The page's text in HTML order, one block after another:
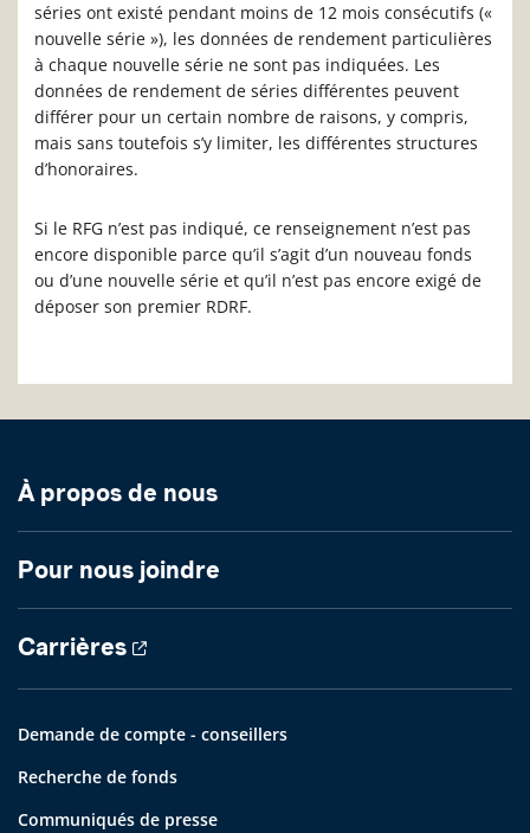
séries ont existé pendant moins de 12 mois consécutifs («
nouvelle série »), les données de rendement particulières
à chaque nouvelle série ne sont pas indiquées. Les
données de rendement de séries différentes peuvent
différer pour un certain nombre de raisons, y compris,
mais sans toutefois s’y limiter, les différentes structures
d’honoraires.
Si le RFG n’est pas indiqué, ce renseignement n’est pas
encore disponible parce qu’il s’agit d’un nouveau fonds
ou d’une nouvelle série et qu’il n’est pas encore exigé de
déposer son premier RDRF.
À propos de nous
Pour nous joindre
Carrières
Demande de compte - conseillers
Recherche de fonds
Communiqués de presse